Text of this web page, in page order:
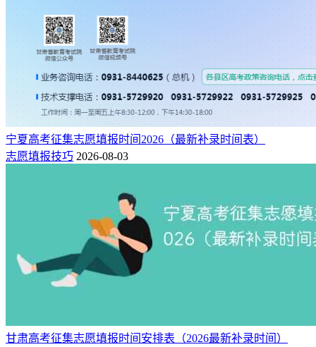
宁夏高考征集志愿填报时间2026（最新补录时间表）
志愿填报技巧 2026-08-03
甘肃高考征集志愿填报时间安排表（2026最新补录时间）